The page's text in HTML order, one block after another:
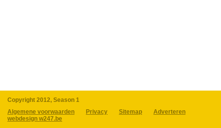
Copyright 2012, Season 1
Algemene voorwaarden
Privacy Sitemap
Adverteren
webdesign w247.be